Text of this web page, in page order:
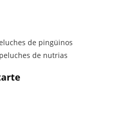
de pingüinos
de nutrias